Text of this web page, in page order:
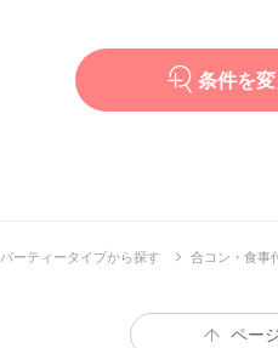
条件を
パーティータイプから探す 合コン・食事
ペー